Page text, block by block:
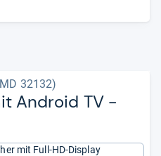
32132)
Android TV -​
mit Full-HD-Display